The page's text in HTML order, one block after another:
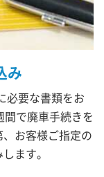
み
必要な書類をお
で廃車手続きを
お客様ご指定の
ます。